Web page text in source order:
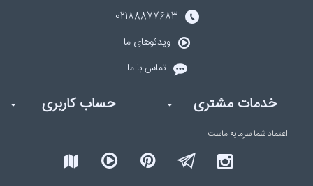
02188877683
ویدئوهای ما
تماس با ما
خدمات مشتری حساب کاربری
اعتماد شما سرمایه ماست